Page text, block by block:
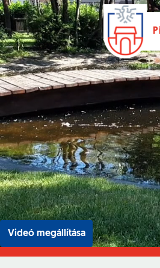
Ugrás a
Videó megállítása
Hírek []